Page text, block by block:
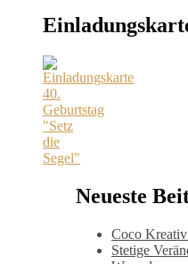
Neueste
Coco
Stetige